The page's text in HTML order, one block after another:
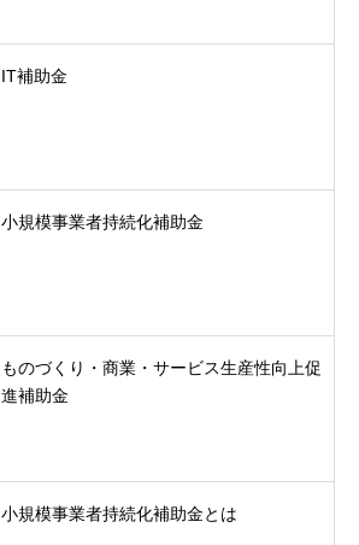
IT補助金
小規模事業者持続化補助金
ものづくり・商業・サービス生産性向上促
進補助金
小規模事業者持続化補助金とは